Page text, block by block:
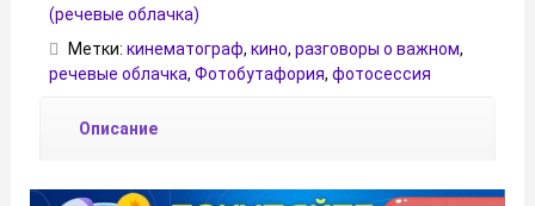
(речевые облачка)
Метки: кинематограф, кино, разговоры о важном,
речевые облачка, Фотобутафория, фотосессия
Описание